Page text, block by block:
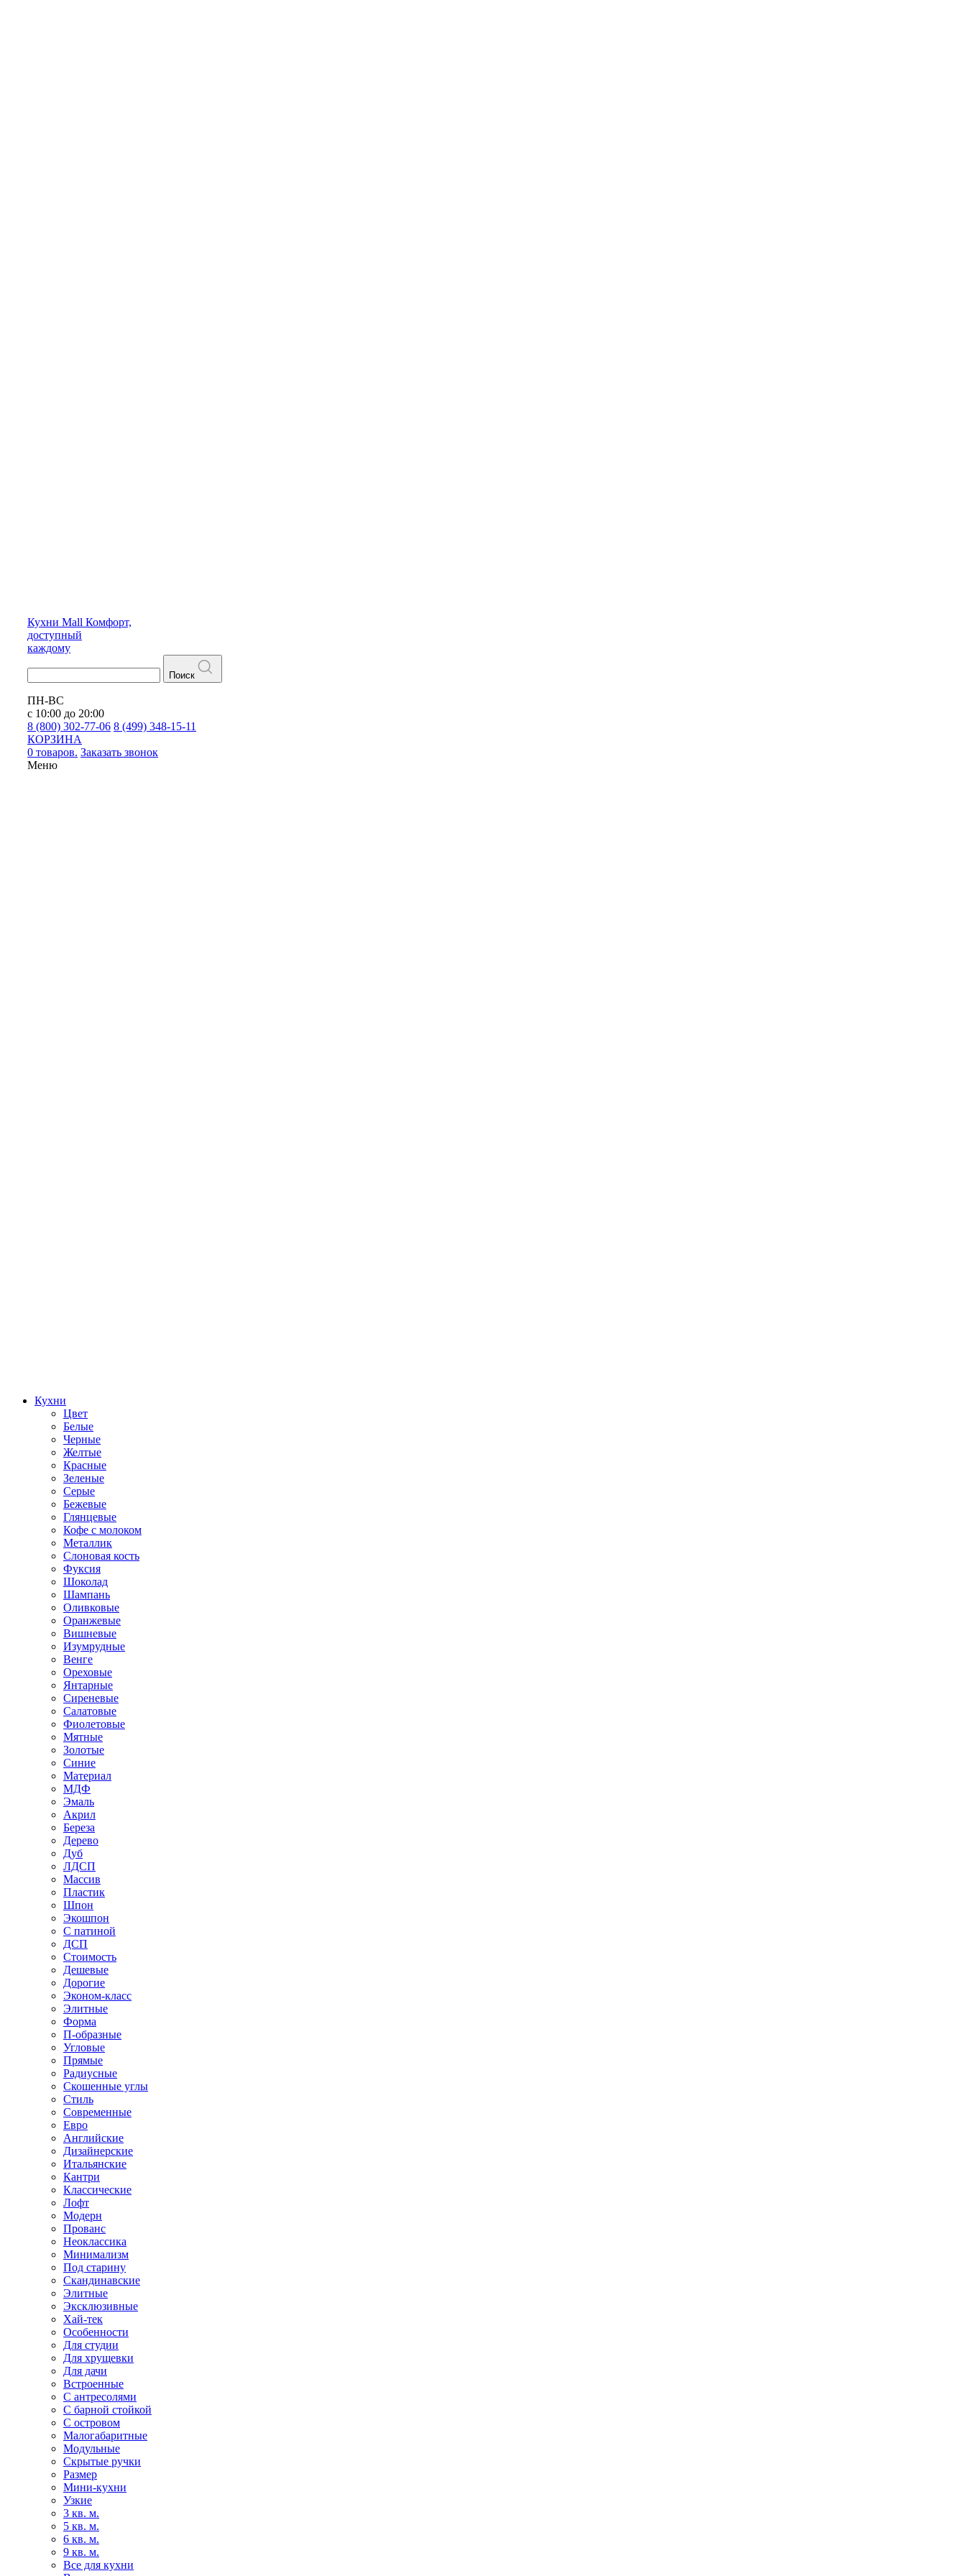
Кухни Mall Комфорт,
доступный
каждому
Поиск
ПН-ВС
с 10:00 до 20:00
8 (800) 302-77-06 8 (499) 348-15-11
КОРЗИНА
0 товаров. Заказать звонок
Меню
Кухни
Цвет
Белые
Черные
Желтые
Красные
Зеленые
Серые
Бежевые
Глянцевые
Кофе с молоком
Металлик
Слоновая кость
Фуксия
Шоколад
Шампань
Оливковые
Оранжевые
Вишневые
Изумрудные
Венге
Ореховые
Янтарные
Сиреневые
Салатовые
Фиолетовые
Мятные
Золотые
Синие
Материал
МДФ
Эмаль
Акрил
Береза
Дерево
Дуб
ЛДСП
Массив
Пластик
Шпон
Экошпон
С патиной
ДСП
Стоимость
Дешевые
Дорогие
Эконом-класс
Элитные
Форма
П-образные
Угловые
Прямые
Радиусные
Скошенные углы
Стиль
Современные
Евро
Английские
Дизайнерские
Итальянские
Кантри
Классические
Лофт
Модерн
Прованс
Неоклассика
Минимализм
Под старину
Скандинавские
Элитные
Эксклюзивные
Хай-тек
Особенности
Для студии
Для хрущевки
Для дачи
Встроенные
С антресолями
С барной стойкой
С островом
Малогабаритные
Модульные
Скрытые ручки
Размер
Мини-кухни
Узкие
3 кв. м.
5 кв. м.
6 кв. м.
9 кв. м.
Все для кухни